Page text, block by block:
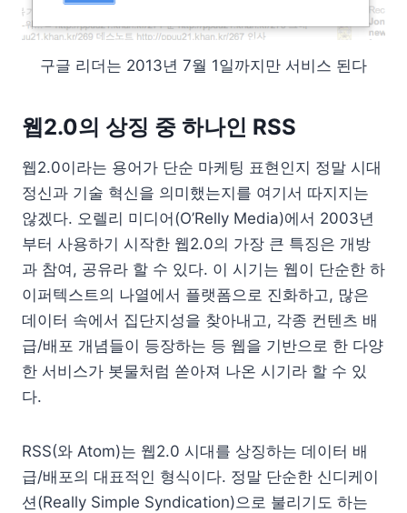
구글 리더는 2013년 7월 1일까지만 서비스 된다
웹2.0의 상징 중 하나인 RSS
웹2.0이라는 용어가 단순 마케팅 표현인지 정말 시대
정신과 기술 혁신을 의미했는지를 여기서 따지지는
않겠다. 오렐리 미디어(O’Relly Media)에서 2003년
부터 사용하기 시작한 웹2.0의 가장 큰 특징은 개방
과 참여, 공유라 할 수 있다. 이 시기는 웹이 단순한 하
이퍼텍스트의 나열에서 플랫폼으로 진화하고, 많은
데이터 속에서 집단지성을 찾아내고, 각종 컨텐츠 배
급/배포 개념들이 등장하는 등 웹을 기반으로 한 다양
한 서비스가 봇물처럼 쏟아져 나온 시기라 할 수 있
다.
RSS(와 Atom)는 웹2.0 시대를 상징하는 데이터 배
급/배포의 대표적인 형식이다. 정말 단순한 신디케이
션(Really Simple Syndication)으로 불리기도 하는